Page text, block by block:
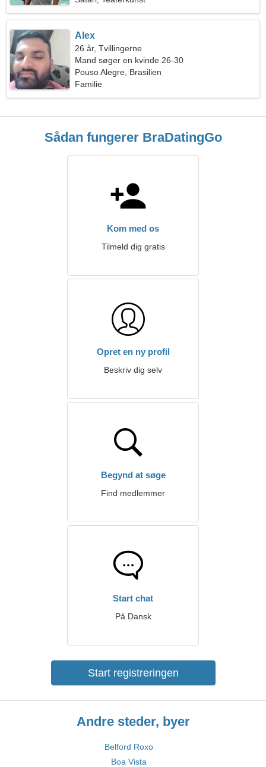
Alex
26 år, Tvillingerne
Mand søger en kvinde 26-30
Pouso Alegre, Brasilien
Familie
Sådan fungerer BraDatingGo
Kom med os
Tilmeld dig gratis
Opret en ny profil
Beskriv dig selv
Begynd at søge
Find medlemmer
Start chat
På Dansk
Start registreringen
Andre steder, byer
Belford Roxo
Boa Vista